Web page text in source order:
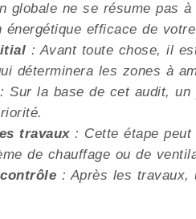
globale ne se résume pas
énergétique efficace de
: Avant toute chose, il
déterminera les zones à
: Sur la base de cet audit, un
travaux: Cette étape peut
de chauffage ou de
: Après les travaux,